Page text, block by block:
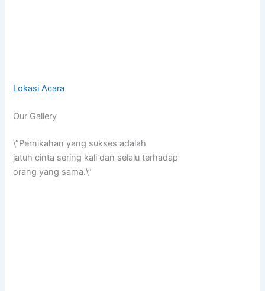
Lokasi Acara
Our Gallery
\”Pernikahan yang sukses adalah
jatuh cinta sering kali dan selalu terhadap
orang yang sama.\”